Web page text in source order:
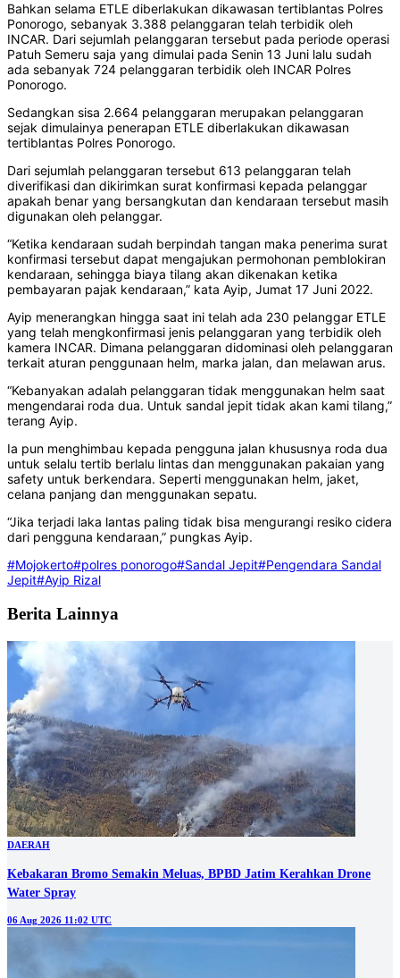
Bahkan selama ETLE diberlakukan dikawasan tertiblantas Polres
Ponorogo, sebanyak 3.388 pelanggaran telah terbidik oleh
INCAR. Dari sejumlah pelanggaran tersebut pada periode operasi
Patuh Semeru saja yang dimulai pada Senin 13 Juni lalu sudah
ada sebanyak 724 pelanggaran terbidik oleh INCAR Polres
Ponorogo.
Sedangkan sisa 2.664 pelanggaran merupakan pelanggaran
sejak dimulainya penerapan ETLE diberlakukan dikawasan
tertiblantas Polres Ponorogo.
Dari sejumlah pelanggaran tersebut 613 pelanggaran telah
diverifikasi dan dikirimkan surat konfirmasi kepada pelanggar
apakah benar yang bersangkutan dan kendaraan tersebut masih
digunakan oleh pelanggar.
“Ketika kendaraan sudah berpindah tangan maka penerima surat
konfirmasi tersebut dapat mengajukan permohonan pemblokiran
kendaraan, sehingga biaya tilang akan dikenakan ketika
pembayaran pajak kendaraan,” kata Ayip, Jumat 17 Juni 2022.
Ayip menerangkan hingga saat ini telah ada 230 pelanggar ETLE
yang telah mengkonfirmasi jenis pelanggaran yang terbidik oleh
kamera INCAR. Dimana pelanggaran didominasi oleh pelanggaran
terkait aturan penggunaan helm, marka jalan, dan melawan arus.
“Kebanyakan adalah pelanggaran tidak menggunakan helm saat
mengendarai roda dua. Untuk sandal jepit tidak akan kami tilang,”
terang Ayip.
Ia pun menghimbau kepada pengguna jalan khususnya roda dua
untuk selalu tertib berlalu lintas dan menggunakan pakaian yang
safety untuk berkendara. Seperti menggunakan helm, jaket,
celana panjang dan menggunakan sepatu.
“Jika terjadi laka lantas paling tidak bisa mengurangi resiko cidera
dari pengguna kendaraan,” pungkas Ayip.
#Mojokerto#polres ponorogo#Sandal Jepit#Pengendara Sandal
Jepit#Ayip Rizal
Berita Lainnya
DAERAH
Kebakaran Bromo Semakin Meluas, BPBD Jatim Kerahkan Drone
Water Spray
06 Aug 2026 11:02 UTC